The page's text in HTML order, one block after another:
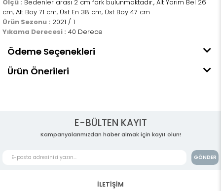
Ölçü : Bedenler arası 2 cm fark bulunmaktadır., Alt Yarım Bel 26
cm, Alt Boy 71 cm, Üst En 38 cm, Üst Boy 47 cm
Ürün Sezonu : 2021 / 1
Yıkama Derecesi : 40 Derece
Ödeme Seçenekleri
Ürün Önerileri
E-BÜLTEN KAYIT
Kampanyalarımızdan haber almak için kayıt olun!
GÖNDER
İLETİŞİM